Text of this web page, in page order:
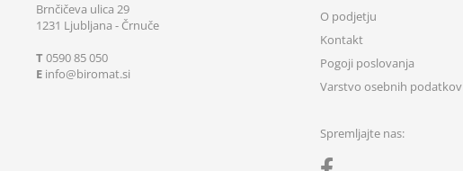
Brnčičeva ulica 29
1231 Ljubljana - Črnuče
T0590 85 050
E info biromat.si
O podjetju
Kontakt
Pogoji poslovanja
Varstvo osebnih podatkov
Spremljajte nas: